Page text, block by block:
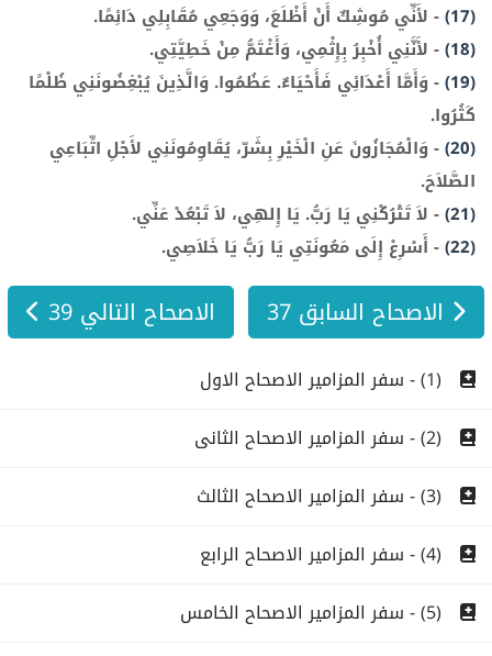
(17)
- لأَنِّي مُوشِكٌ أَنْ أَظْلَعَ، وَوَجَعِي مُقَابِلِي دَائِمًا.
(18)
- لأَنَّنِي أُخْبِرُ بِإِثْمِي، وَأَغْتَمُّ مِنْ خَطِيَّتِي.
(19)
- وَأَمَّا أَعْدَائِي فَأَحْيَاءٌ. عَظُمُوا. وَالَّذِينَ يُبْغِضُونَنِي ظُلْمًا
كَثُرُوا.
(20)
- وَالْمُجَازُونَ عَنِ الْخَيْرِ بِشَرّ، يُقَاوِمُونَنِي لأَجْلِ اتِّبَاعِي
الصَّلاَحَ.
(21)
- لاَ تَتْرُكْنِي يَا رَبُّ. يَا إِلهِي، لاَ تَبْعُدْ عَنِّي.
(22)
- أَسْرِعْ إِلَى مَعُونَتِي يَا رَبُّ يَا خَلاَصِي.
الاصحاح السابق 37 الاصحاح التالي 39
(1) - سفر المزامير الاصحاح الاول
(2) - سفر المزامير الاصحاح الثانى
(3) - سفر المزامير الاصحاح الثالث
(4) - سفر المزامير الاصحاح الرابع
(5) - سفر المزامير الاصحاح الخامس